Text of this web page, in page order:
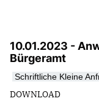
10.01.2023 -
Bürgeramt
Schriftliche Kleine
DOWNLOAD